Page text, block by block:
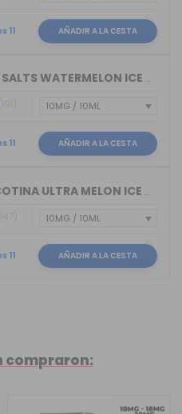
11 AÑADIR A LA CESTA
DRIFTER BAR SALTS WATERMELON ICE JUIC...
11 AÑADIR A LA CESTA
SALES DE NICOTINA ULTRA MELON ICE BAR...
11 AÑADIR A LA CESTA
compraron: